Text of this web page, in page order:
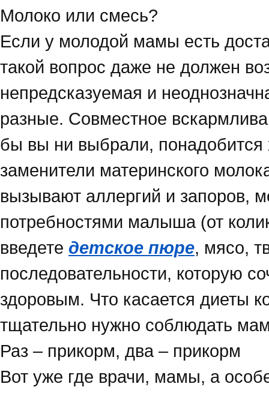
Молоко или смесь?
Если у молодой мамы есть
такой вопрос даже не должен
непредсказуемая и
разные. Совместное
бы вы ни выбрали,
заменители материнского
вызывают аллергий и запоров,
потребностями малыша (от
введете детское пюре, мясо,
последовательности, которую
здоровым. Что касается диеты
тщательно нужно соблюдать
Раз – прикорм, два – прикорм
Вот уже где врачи, мамы, а